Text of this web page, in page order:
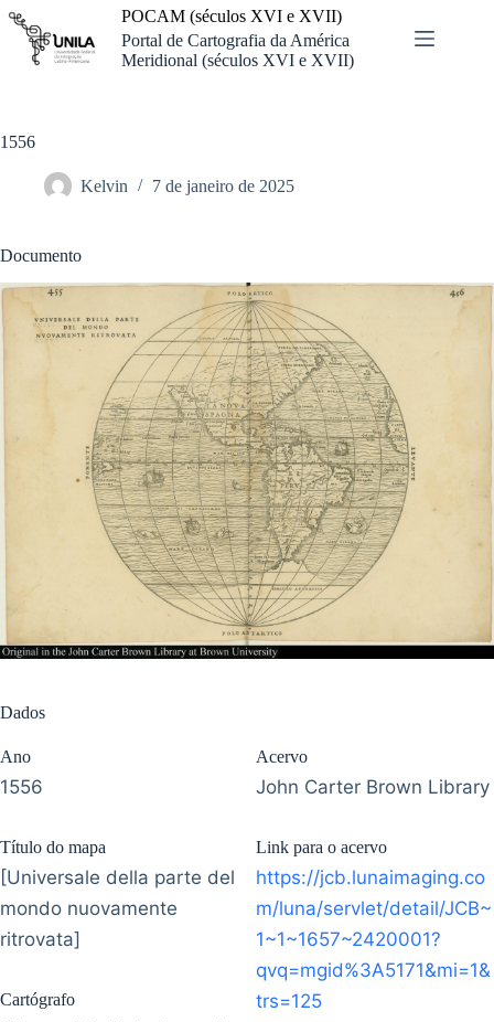
Pular
para
conteúdo
POCAM (séculos XVI e XVII)
Portal de Cartografia da América
Meridional (séculos XVI e XVII)
1556
Kelvin 7 de janeiro de 2025
Documento
Dados
Ano
1556
Título do mapa
[Universale della parte del
mondo nuovamente
ritrovata]
Cartógrafo
Acervo
John Carter Brown Library
Link para o acervo
https://jcb.lunaimaging.co
m/luna/servlet/detail/JCB~
1~1~1657~2420001?
qvq=mgid%3A5171&mi=1&
trs=125